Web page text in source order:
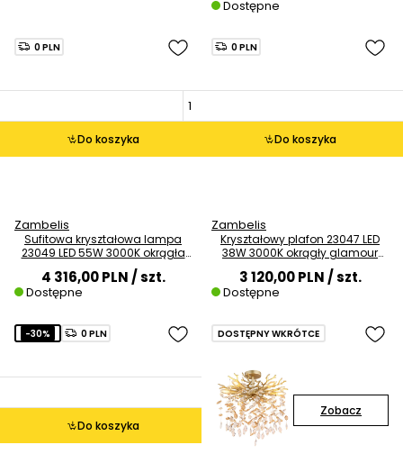
Dostępne
Do koszyka
0 PLN
Zambelis
Sufitowa kryształowa lampa
23049 LED 55W 3000K okrągła
4 316,00 PLN/ szt.
Dostępne
Do koszyka
0 PLN
Zambelis
Kryształowy plafon 23047 LED
38W 3000K okrągły glamour
3 120,00 PLN/ szt.
Dostępne
Do koszyka
-30% 0 PLN
Zobacz
DOSTĘPNY WKRÓTCE